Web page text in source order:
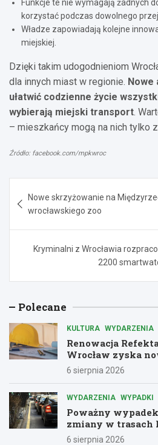
Funkcje te nie wymagają żadnych
korzystać podczas dowolnego
Władze zapowiadają kolejne
miejskiej.
Dzięki takim udogodnieniom
dla innych miast w regionie. Nowe
ułatwić codzienne życie
wybierają miejski transport.
– mieszkańcy mogą na nich tylko
Źródło: facebook.com/mpkwroc
wpisu
Nowe skrzyżowanie na
wrocławskiego zoo
Kryminalni z Wrocławia
2200
Polecane
KULTURA WYDARZENIA
Renowacja
Wrocław zyska
6 sierpnia 2026
WYDARZENIA WYPADKI
Poważny
zmiany w trasach
miejskiej
6 sierpnia 2026